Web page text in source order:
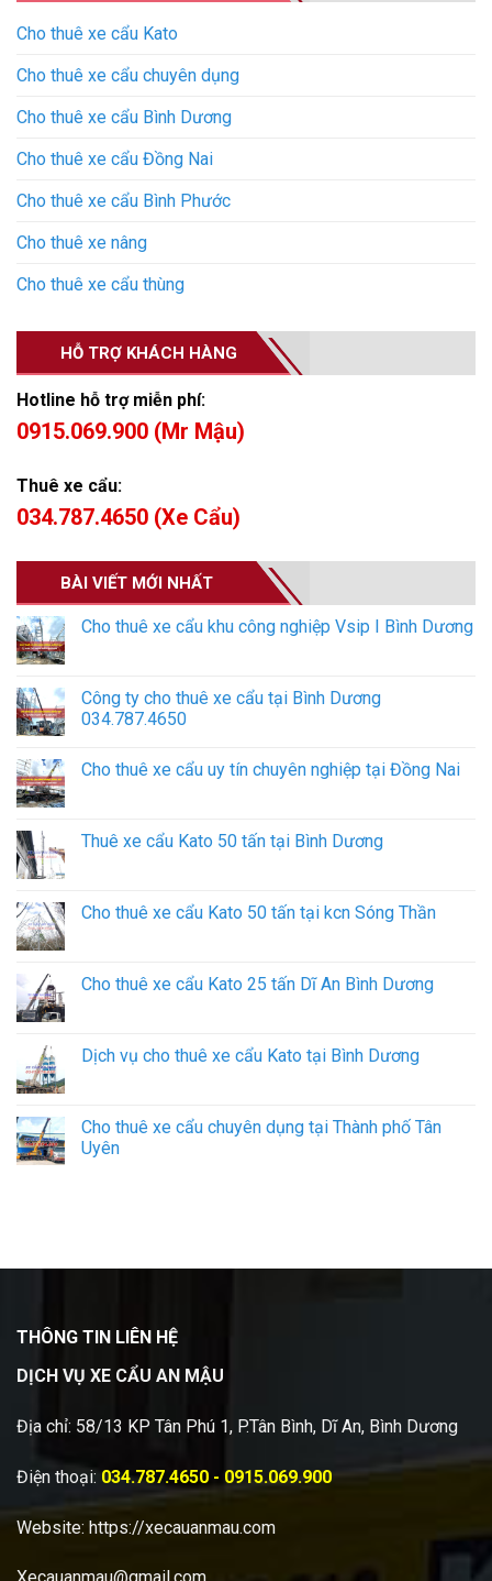
Cho thuê xe cẩu Kato
Cho thuê xe cẩu chuyên dụng
Cho thuê xe cẩu Bình Dương
Cho thuê xe cẩu Đồng Nai
Cho thuê xe cẩu Bình Phước
Cho thuê xe nâng
Cho thuê xe cẩu thùng
HỖ TRỢ KHÁCH HÀNG
Hotline hỗ trợ miễn phí:
0915.069.900 (Mr Mậu)
Thuê xe cẩu:
034.787.4650 (Xe Cẩu)
BÀI VIẾT MỚI NHẤT
Cho thuê xe cẩu khu công nghiệp Vsip I Bình Dương
Công ty cho thuê xe cẩu tại Bình Dương
034.787.4650
Cho thuê xe cẩu uy tín chuyên nghiệp tại Đồng Nai
Thuê xe cẩu Kato 50 tấn tại Bình Dương
Cho thuê xe cẩu Kato 50 tấn tại kcn Sóng Thần
Cho thuê xe cẩu Kato 25 tấn Dĩ An Bình Dương
Dịch vụ cho thuê xe cẩu Kato tại Bình Dương
Cho thuê xe cẩu chuyên dụng tại Thành phố Tân
Uyên
THÔNG TIN LIÊN HỆ
DỊCH VỤ XE CẨU AN MẬU
Địa chỉ: 58/13 KP Tân Phú 1, P.Tân Bình, Dĩ An, Bình Dương
Điện thoại: 034.787.4650 - 0915.069.900
Website: https://xecauanmau.com